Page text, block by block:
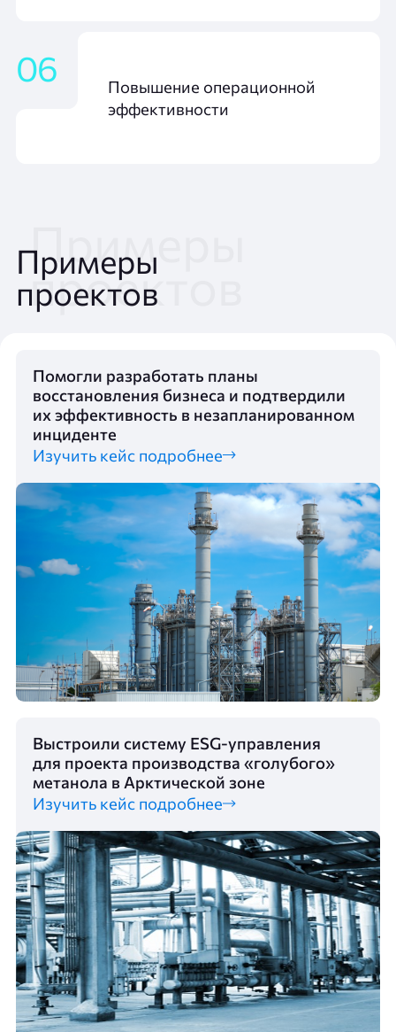
06
Повышение операционной
эффективности
Примеры
проектов
Помогли разработать планы
восстановления бизнеса и подтвердили
их эффективность в незапланированном
инциденте
Изучить кейс подробнее
Выстроили систему ESG-управления
для проекта производства «голубого»
метанола в Арктической зоне
Изучить кейс подробнее